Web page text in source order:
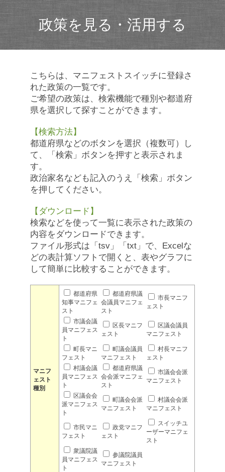
政策を見る・活用する
こちらは、マニフェストスイッチに登録さ
れた政策の一覧です。
ご希望の政策は、検索機能で種別や都道府
県を選択して探すことができます。
【検索方法】
都道府県などのボタンを選択（複数可）し
て、「検索」ボタンを押すと表示されま
す。
政治家名なども記入のうえ「検索」ボタン
を押してください。
【ダウンロード】
検索などを使って一覧に表示された政策の
内容をダウンロードできます。
ファイル形式は「tsv」「txt」で、Excelな
どの表計算ソフトで開くと、表やグラフに
して簡単に比較することができます。
マニフ
ェスト
種別
都道府県
知事マニフェ
スト
都道府県議
会議員マニフェ
スト
市長マニフ
ェスト
市議会議
員マニフェス
ト
区長マニフ
ェスト
区議会議員
マニフェスト
町長マニ
フェスト
町議会議員
マニフェスト
村長マニフ
ェスト
村議会議
員マニフェス
ト
都道府県議
会会派マニフェ
スト
市議会会派
マニフェスト
区議会会
派マニフェス
ト
町議会会派
マニフェスト
村議会会派
マニフェスト
市民マニ
フェスト
政党マニフ
ェスト
スイッチユ
ーザーマニフェ
スト
衆議院議
員マニフェス
ト
参議院議員
マニフェスト